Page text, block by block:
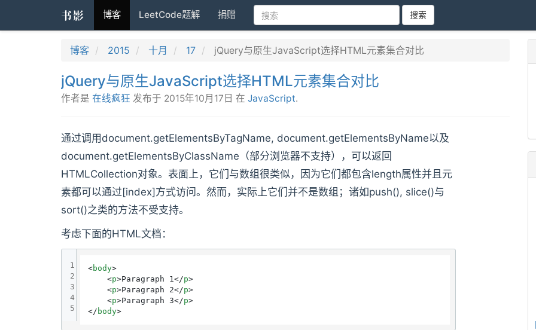
书影 博客 LeetCode题解 捐赠 搜索
博客 2015 十月 17 jQuery与原生JavaScript选择HTML元素集合对比
jQuery与原生JavaScript选择HTML元素集合对比
作者是 在线疯狂 发布于 2015年10月17日 在 JavaScript.
通过调用document.getElementsByTagName, document.getElementsByName以及
document.getElementsByClassName（部分浏览器不支持），可以返回
HTMLCollection对象。表面上，它们与数组很类似，因为它们都包含length属性并且元
素都可以通过[index]方式访问。然而，实际上它们并不是数组；诸如push(), slice()与
sort()之类的方法不受支持。
考虑下面的HTML文档：
<body>
<p>Paragraph 1 </p>
<p>Paragraph 2</p>
<p>Paragraph 3</p>
</ body>
1
2
3
4
5